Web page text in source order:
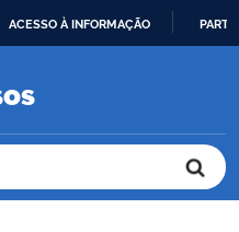
ACESSO À INFORMAÇÃO